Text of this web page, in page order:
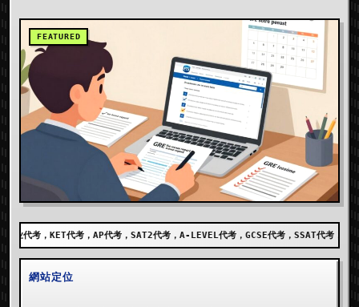
AP代考，SAT2代考，A-LEVEL代考，GCSE代考，SSAT代考，出国留学代考，
網站定位